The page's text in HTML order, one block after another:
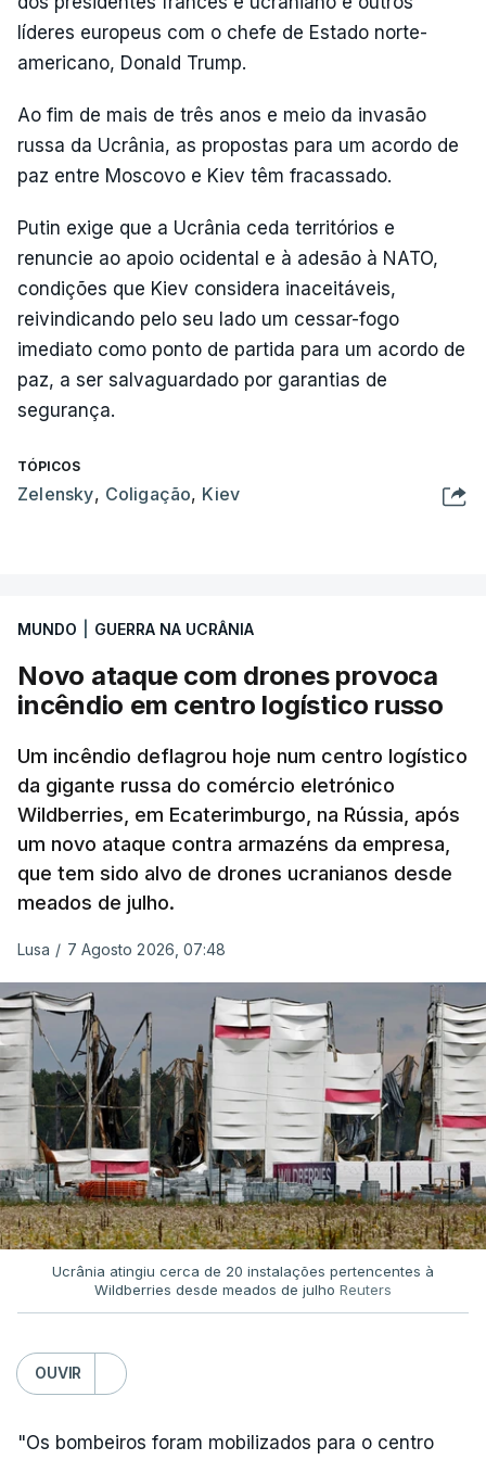
líderes europeus com o chefe de Estado norte-
americano, Donald Trump.
Ao fim de mais de três anos e meio da invasão
russa da Ucrânia, as propostas para um acordo de
paz entre Moscovo e Kiev têm fracassado.
Putin exige que a Ucrânia ceda territórios e
renuncie ao apoio ocidental e à adesão à NATO,
condições que Kiev considera inaceitáveis,
reivindicando pelo seu lado um cessar-fogo
imediato como ponto de partida para um acordo de
paz, a ser salvaguardado por garantias de
segurança.
TÓPICOS
Zelensky, Coligação, Kiev
MUNDO GUERRA NA UCRÂNIA
Novo ataque com drones provoca
incêndio em centro logístico russo
Um incêndio deflagrou hoje num centro logístico
da gigante russa do comércio eletrónico
Wildberries, em Ecaterimburgo, na Rússia, após
um novo ataque contra armazéns da empresa,
que tem sido alvo de drones ucranianos desde
meados de julho.
Lusa / 7 Agosto 2026, 07:48
Ucrânia atingiu cerca de 20 instalações pertencentes à
Wildberries desde meados de julho Reuters
OUVIR
"Os bombeiros foram mobilizados para o centro